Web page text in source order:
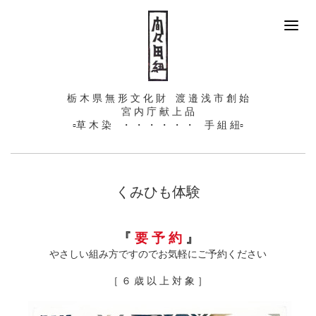
栃 木 県 無 形 文 化 財 渡 邉 浅 市 創 始
宮 内 庁 献 上 品
▫️草 木 染 ・ ・ ・ ・ ・ ・ 手 組 紐▫️
くみひも体験
『 要 予 約 』
やさしい組み方ですのでお気軽にご予約ください
［ ６ 歳 以 上 対 象 ］